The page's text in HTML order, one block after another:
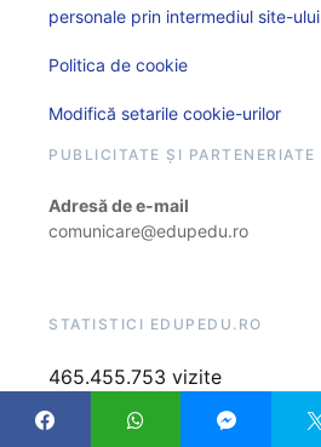
personale prin intermediul site-ului
Politica de cookie
Modifică setarile cookie-urilor
PUBLICITATE ȘI PARTENERIATE
Adresă de e-mail
comunicare@edupedu.ro
STATISTICI EDUPEDU.RO
465.455.753 vizite